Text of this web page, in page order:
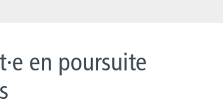
Presse
OEH
en poursuite